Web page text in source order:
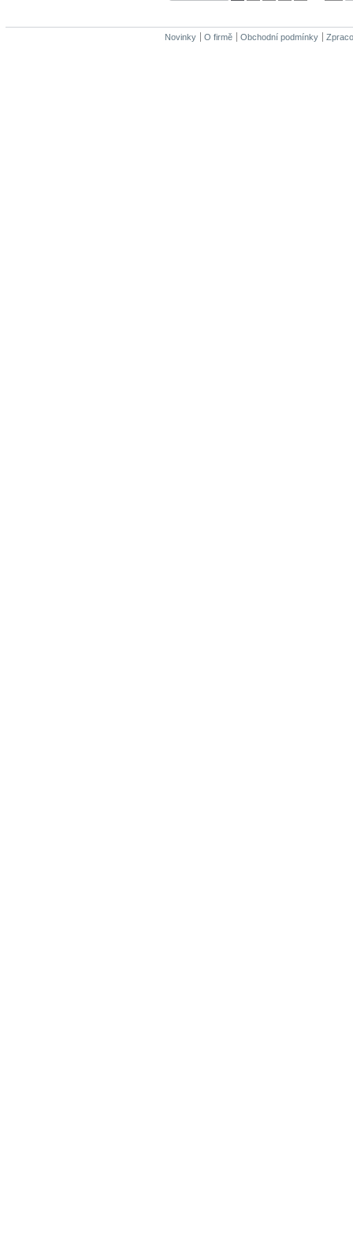
Novinky O firmě Obchodní podmínky